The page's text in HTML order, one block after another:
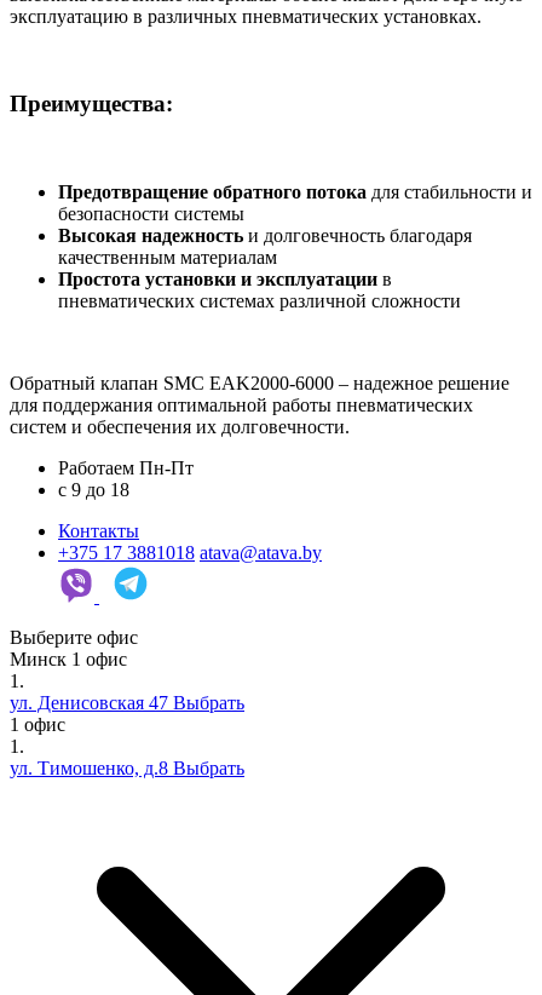
эксплуатацию в различных пневматических установках.
Преимущества:
Предотвращение обратного потока для стабильности и
безопасности системы
Высокая надежность и долговечность благодаря
качественным материалам
Простота установки и эксплуатации в
пневматических системах различной сложности
Обратный клапан SMC EAK2000-6000 – надежное решение
для поддержания оптимальной работы пневматических
систем и обеспечения их долговечности.
Работаем Пн-Пт
c 9 до 18
Контакты
+375 17 3881018 atava@atava.by
Выберите офис
Минск 1 офис
1.
ул. Денисовская 47 Выбрать
1 офис
1.
ул. Тимошенко, д.8 Выбрать